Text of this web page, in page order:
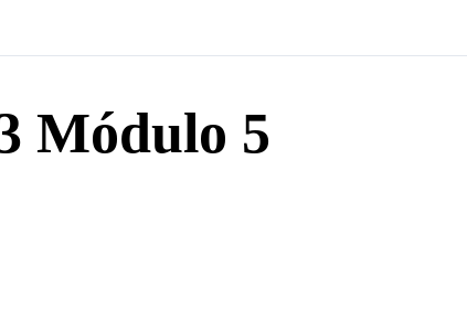
Módulo 5